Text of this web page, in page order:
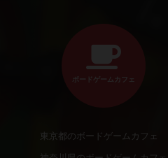
ボードゲームカフェ
東京都のボードゲームカフェ